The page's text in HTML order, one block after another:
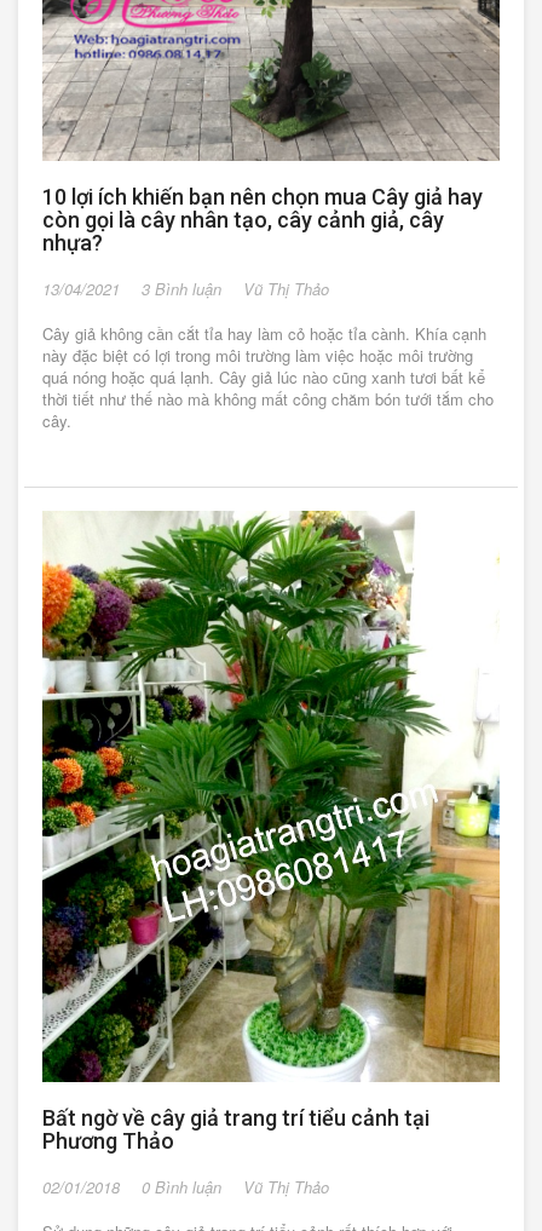
10 lợi ích khiến bạn nên chọn mua Cây giả hay
còn gọi là cây nhân tạo, cây cảnh giả, cây
nhựa?
13/04/2021 3 Bình luận
Vũ Thị Thảo
Cây giả không cần cắt tỉa hay làm cỏ hoặc tỉa cành. Khía cạnh
này đặc biệt có lợi trong môi trường làm việc hoặc môi trường
quá nóng hoặc quá lạnh. Cây giả lúc nào cũng xanh tươi bất kể
thời tiết như thế nào mà không mất công chăm bón tưới tắm cho
cây.
Bất ngờ về cây giả trang trí tiểu cảnh tại
Phương Thảo
02/01/2018 0 Bình luận
Vũ Thị Thảo